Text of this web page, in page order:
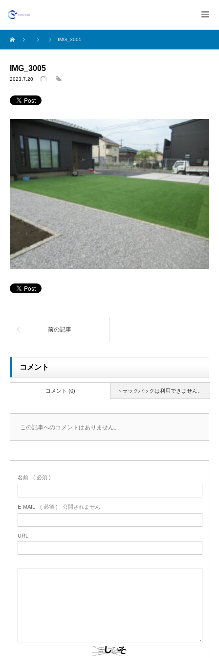
IMG_3005
IMG_3005
2023.7.20
前の記事
コメント
トラックバックは利用できません。
コメント (0)
この記事へのコメントはありません。
名前 ( 必須 )
E-MAIL ( 必須 ) - 公開されません -
URL